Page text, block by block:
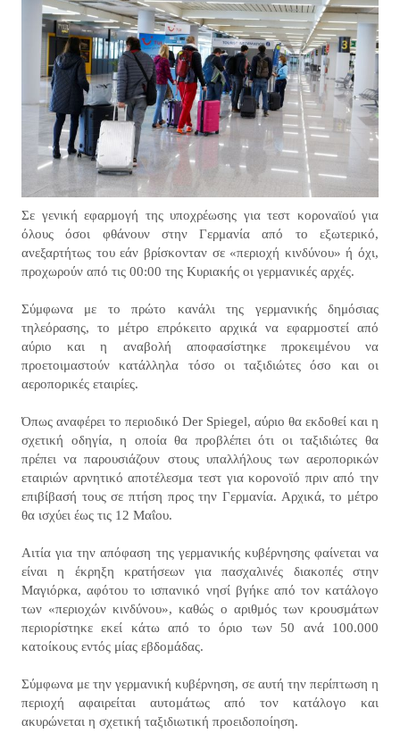
Σε γενική εφαρμογή της υποχρέωσης για τεστ κοροναϊού για
όλους όσοι φθάνουν στην Γερμανία από το εξωτερικό,
ανεξαρτήτως του εάν βρίσκονταν σε «περιοχή κινδύνου» ή όχι,
προχωρούν από τις 00:00 της Κυριακής οι γερμανικές αρχές.
Σύμφωνα με το πρώτο κανάλι της γερμανικής δημόσιας
τηλεόρασης, το μέτρο επρόκειτο αρχικά να εφαρμοστεί από
αύριο και η αναβολή αποφασίστηκε προκειμένου να
προετοιμαστούν κατάλληλα τόσο οι ταξιδιώτες όσο και οι
αεροπορικές εταιρίες.
Όπως αναφέρει το περιοδικό Der Spiegel, αύριο θα εκδοθεί και η
σχετική οδηγία, η οποία θα προβλέπει ότι οι ταξιδιώτες θα
πρέπει να παρουσιάζουν στους υπαλλήλους των αεροπορικών
εταιριών αρνητικό αποτέλεσμα τεστ για κορονοϊό πριν από την
επιβίβασή τους σε πτήση προς την Γερμανία. Αρχικά, το μέτρο
θα ισχύει έως τις 12 Μαΐου.
Αιτία για την απόφαση της γερμανικής κυβέρνησης φαίνεται να
είναι η έκρηξη κρατήσεων για πασχαλινές διακοπές στην
Μαγιόρκα, αφότου το ισπανικό νησί βγήκε από τον κατάλογο
των «περιοχών κινδύνου», καθώς ο αριθμός των κρουσμάτων
περιορίστηκε εκεί κάτω από το όριο των 50 ανά 100.000
κατοίκους εντός μίας εβδομάδας.
Σύμφωνα με την γερμανική κυβέρνηση, σε αυτή την περίπτωση η
περιοχή αφαιρείται αυτομάτως από τον κατάλογο και
ακυρώνεται η σχετική ταξιδιωτική προειδοποίηση.